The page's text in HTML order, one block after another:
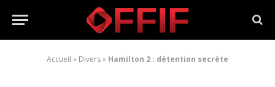
Accueil » Divers» Hamilton 2 : détention secrète